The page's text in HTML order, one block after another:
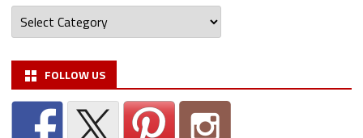
Categories
FOLLOW US